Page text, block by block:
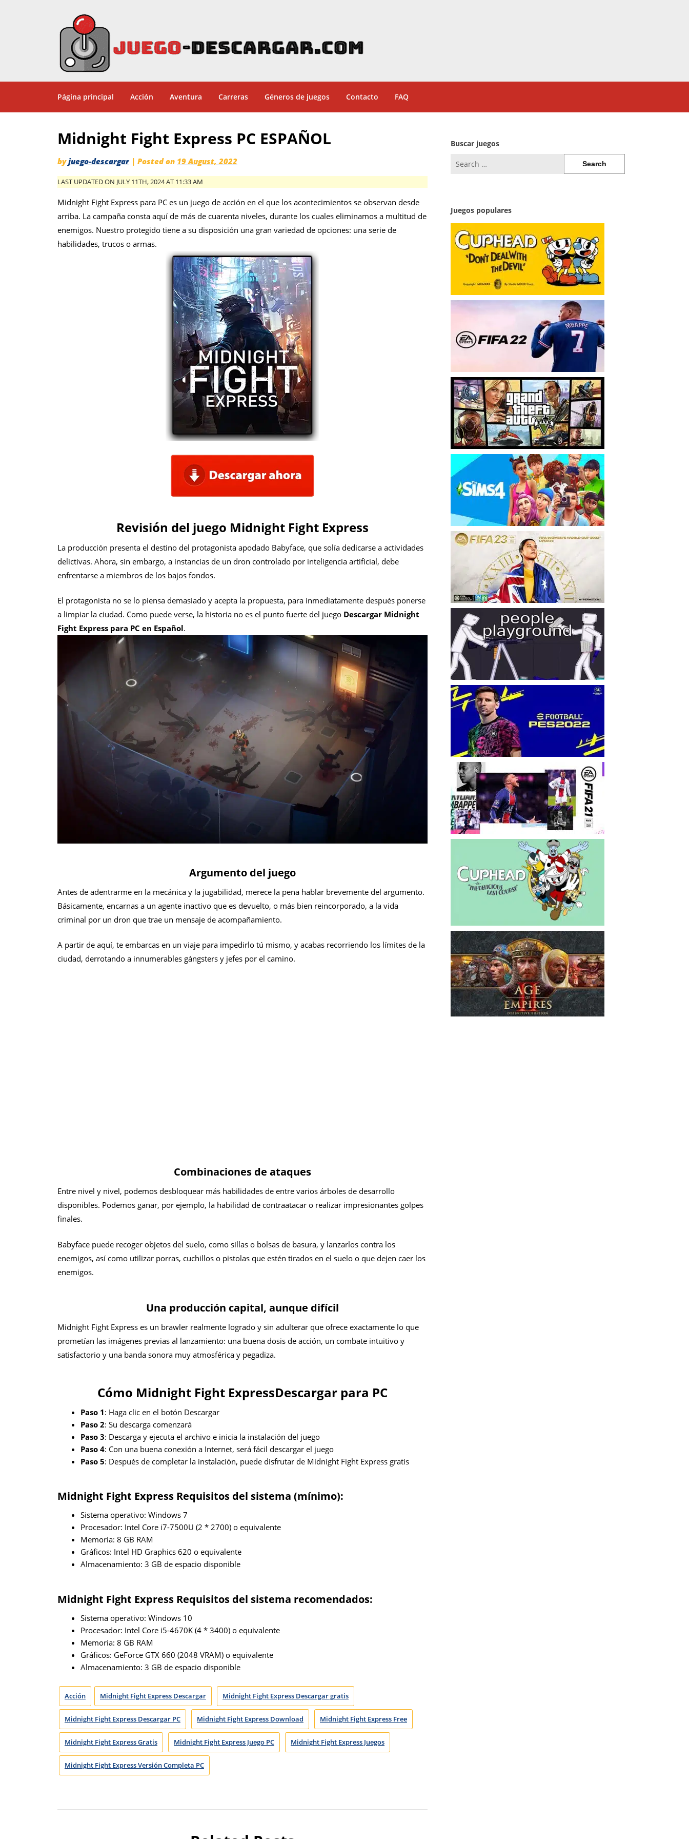
Página principal Acción Aventura Carreras Géneros de juegos Contacto FAQ
Midnight Fight Express PC ESPAÑOL
byjuego-descargar | Posted on 19 August, 2022
LAST UPDATED ON JULY 11TH, 2024 AT 11:33 AM
Midnight Fight Express para PC es un juego de acción en el que los acontecimientos se observan desde
arriba. La campaña consta aquí de más de cuarenta niveles, durante los cuales eliminamos a multitud de
enemigos. Nuestro protegido tiene a su disposición una gran variedad de opciones: una serie de
habilidades, trucos o armas.
Revisión del juego Midnight Fight Express
La producción presenta el destino del protagonista apodado Babyface, que solía dedicarse a actividades
delictivas. Ahora, sin embargo, a instancias de un dron controlado por inteligencia artificial, debe
enfrentarse a miembros de los bajos fondos.
El protagonista no se lo piensa demasiado y acepta la propuesta, para inmediatamente después ponerse
a limpiar la ciudad. Como puede verse, la historia no es el punto fuerte del juego Descargar Midnight
Fight Express para PC en Español.
Argumento del juego
Antes de adentrarme en la mecánica y la jugabilidad, merece la pena hablar brevemente del argumento.
Básicamente, encarnas a un agente inactivo que es devuelto, o más bien reincorporado, a la vida
criminal por un dron que trae un mensaje de acompañamiento.
A partir de aquí, te embarcas en un viaje para impedirlo tú mismo, y acabas recorriendo los límites de la
ciudad, derrotando a innumerables gángsters y jefes por el camino.
Combinaciones de ataques
Entre nivel y nivel, podemos desbloquear más habilidades de entre varios árboles de desarrollo
disponibles. Podemos ganar, por ejemplo, la habilidad de contraatacar o realizar impresionantes golpes
finales.
Babyface puede recoger objetos del suelo, como sillas o bolsas de basura, y lanzarlos contra los
enemigos, así como utilizar porras, cuchillos o pistolas que estén tirados en el suelo o que dejen caer los
enemigos.
Una producción capital, aunque difícil
Midnight Fight Express es un brawler realmente logrado y sin adulterar que ofrece exactamente lo que
prometían las imágenes previas al lanzamiento: una buena dosis de acción, un combate intuitivo y
satisfactorio y una banda sonora muy atmosférica y pegadiza.
Cómo Midnight Fight ExpressDescargar para PC
Paso 1: Haga clic en el botón Descargar
Paso 2: Su descarga comenzará
Paso 3: Descarga y ejecuta el archivo e inicia la instalación del juego
Paso 4: Con una buena conexión a Internet, será fácil descargar el juego
Paso 5: Después de completar la instalación, puede disfrutar de Midnight Fight Express gratis
Midnight Fight Express Requisitos del sistema (mínimo):
Sistema operativo: Windows 7
Procesador: Intel Core i7-7500U (2 * 2700) o equivalente
Memoria: 8 GB RAM
Gráficos: Intel HD Graphics 620 o equivalente
Almacenamiento: 3 GB de espacio disponible
Midnight Fight Express Requisitos del sistema recomendados:
Sistema operativo: Windows 10
Procesador: Intel Core i5-4670K (4 * 3400) o equivalente
Memoria: 8 GB RAM
Gráficos: GeForce GTX 660 (2048 VRAM) o equivalente
Almacenamiento: 3 GB de espacio disponible
Acción Midnight Fight Express Descargar Midnight Fight Express Descargar gratis
Midnight Fight Express Descargar PC Midnight Fight Express Download Midnight Fight Express Free
Midnight Fight Express Gratis Midnight Fight Express Juego PC Midnight Fight Express Juegos
Midnight Fight Express Versión Completa PC
Buscar juegos
for:
Juegos populares